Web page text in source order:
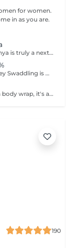
for women.
in as you are.
Full body massage with our Top Master Tanya is truly a next-level experience. With more than 10 years of professional experience, she has an exceptional understanding of the body and its individual needs. Tanya adapts her technique exactly to what your body requires, often sensing it even before you do. This type of massage is designed to release tension, improve circulation, and promote deep relaxation. The treatment typically focuses on the back, shoulders, arms, legs, and other key tension areas, using smooth, flowing, and soothing massage techniques. Result: a feeling of lightness, relaxation, and renewed body comfort. Recommended frequency: from once a week to once a month, depending on your personal needs and stress level.
Enjoy first session with 50% off. Our Whiskey Swaddling is more than just a body wrap, it's a full-body ritual designed to detox, tone, and deeply nourish your skin. We tailor the wrap to your needs using active-rich formulas, then wrap you in bandages, film, and warmth to boost results. The gentle contrast in temperature combined with potent actives works wonders and the results speak for themselves: Benefits: -Body detox & inch loss -Firmer, smoother skin -Improved tone & circulation
Our Whiskey Swaddling is more than just a body wrap, it's a full-body ritual designed to detox, tone, and deeply nourish your skin. We tailor the wrap to your needs using active-rich formulas, then wrap you in bandages, film, and warmth to boost results. The gentle contrast in temperature combined with potent actives works wonders and the results speak for themselves: Benefits: -Body detox & inch loss -Firmer, smoother skin -Improved tone & circulation
190